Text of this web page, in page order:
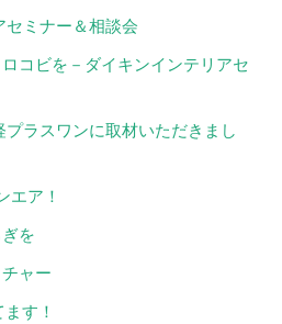
セミナー＆相談会
コビを－ダイキンインテリアセ
ラスワンに取材いただきまし
エア！
を
ャー
す！